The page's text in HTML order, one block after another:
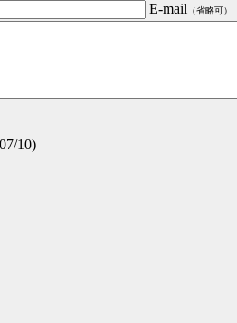
E-mail （省略可）
10)